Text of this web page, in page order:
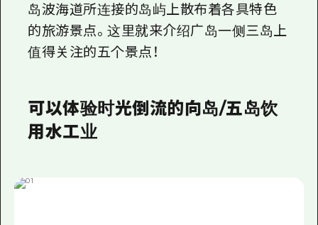
岛波海道所连接的岛屿上散布着各具特色
的旅游景点。这里就来介绍广岛一侧三岛上
值得关注的五个景点！
可以体验时光倒流的向岛/五岛饮
用水工业